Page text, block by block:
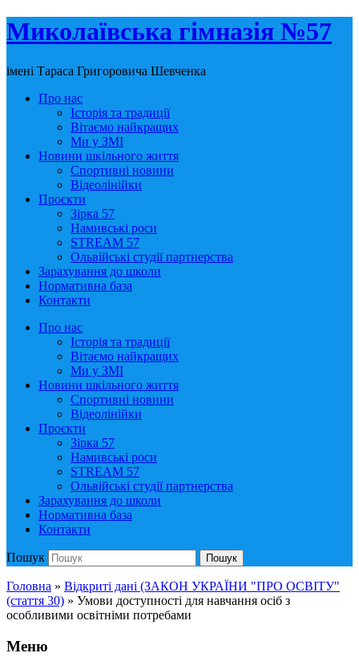
Миколаївська гімназія №57
імені Тараса Григоровича Шевченка
Про нас
Історія та традиції
Вітаємо найкращих
Ми у ЗМІ
Новини шкільного життя
Спортивні новини
Відеолінійки
Проєкти
Зірка 57
Намивські роси
STREAM 57
Ольвійські студії партнерства
Зарахування до школи
Нормативна база
Контакти
Про нас
Історія та традиції
Вітаємо найкращих
Ми у ЗМІ
Новини шкільного життя
Спортивні новини
Відеолінійки
Проєкти
Зірка 57
Намивські роси
STREAM 57
Ольвійські студії партнерства
Зарахування до школи
Нормативна база
Контакти
Пошук Пошук
Головна » Відкриті дані (ЗАКОН УКРАЇНИ "ПРО ОСВІТУ"
(стаття 30) » Умови доступності для навчання осіб з
особливими освітніми потребами
Меню